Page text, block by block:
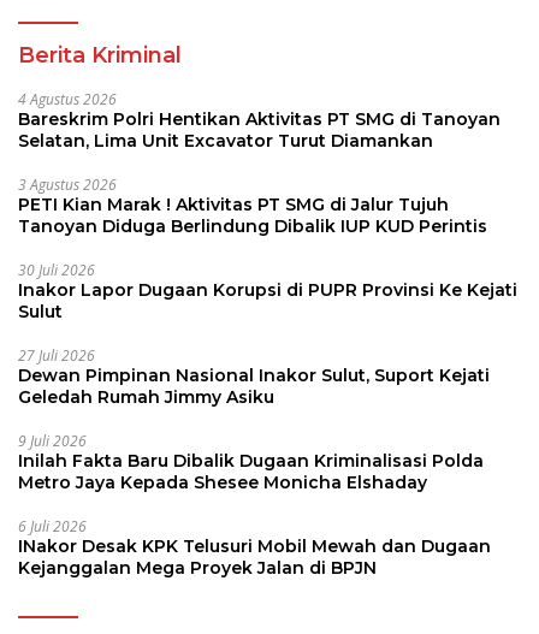
Berita Kriminal
4 Agustus 2026
Bareskrim Polri Hentikan Aktivitas PT SMG di Tanoyan
Selatan, Lima Unit Excavator Turut Diamankan
3 Agustus 2026
PETI Kian Marak ! Aktivitas PT SMG di Jalur Tujuh
Tanoyan Diduga Berlindung Dibalik IUP KUD Perintis
30 Juli 2026
Inakor Lapor Dugaan Korupsi di PUPR Provinsi Ke Kejati
Sulut
27 Juli 2026
Dewan Pimpinan Nasional Inakor Sulut, Suport Kejati
Geledah Rumah Jimmy Asiku
9 Juli 2026
Inilah Fakta Baru Dibalik Dugaan Kriminalisasi Polda
Metro Jaya Kepada Shesee Monicha Elshaday
6 Juli 2026
INakor Desak KPK Telusuri Mobil Mewah dan Dugaan
Kejanggalan Mega Proyek Jalan di BPJN